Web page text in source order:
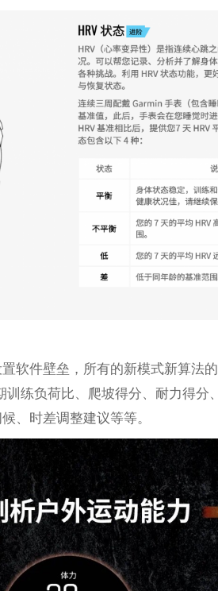
软件壁垒，所有的新模式新算法
练负荷比、爬坡得分、耐力得分
、时差调整建议等等。